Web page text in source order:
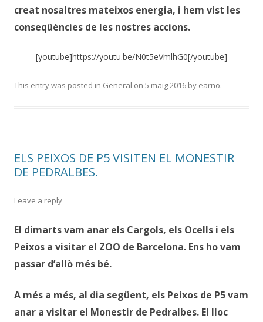
creat nosaltres mateixos energia, i hem vist les
conseqüències de les nostres accions.
[youtube]https://youtu.be/N0t5eVmlhG0[/youtube]
This entry was posted in General on 5 maig 2016 by earno.
ELS PEIXOS DE P5 VISITEN EL MONESTIR
DE PEDRALBES.
Leave a reply
El dimarts vam anar els Cargols, els Ocells i els
Peixos a visitar el ZOO de Barcelona. Ens ho vam
passar d’allò més bé.
A més a més, al dia següent, els Peixos de P5 vam
anar a visitar el Monestir de Pedralbes. El lloc